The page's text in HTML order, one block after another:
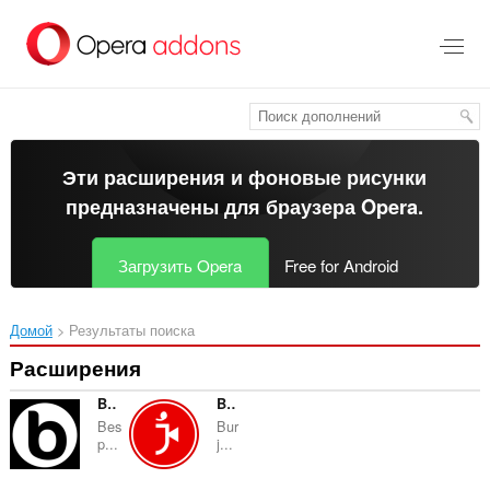
перейти
Эти расширения и фоновые рисунки
предназначены длябраузера Opera.
Загрузить Opera Free for Android
Домой Результаты поиска
Расширения
BeSpoke Treatment
Bes
p...
Burj News
Bur
j...